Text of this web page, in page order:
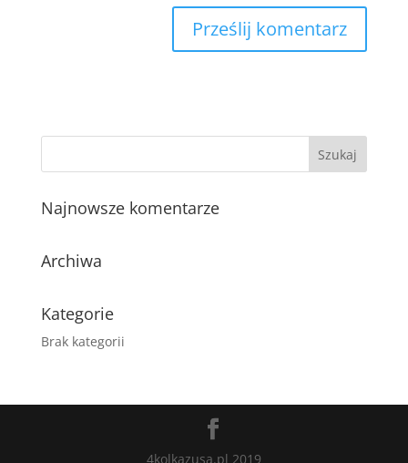
Najnowsze komentarze
Archiwa
Kategorie
Brak kategorii
4kolkazusa.pl 2019